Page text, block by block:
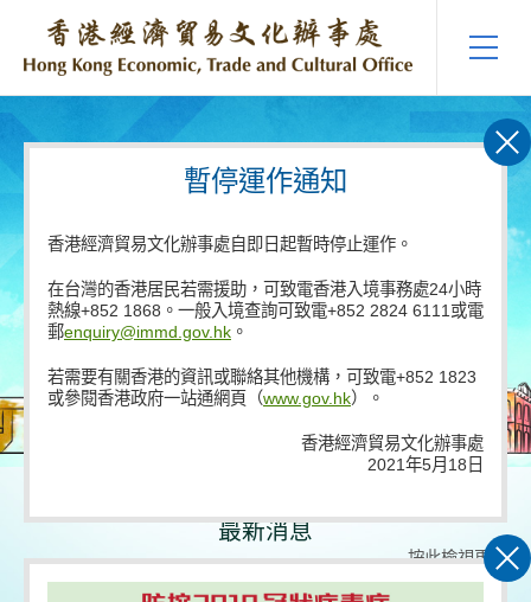
最新消息
按此檢視更多
暫停運作通知
香港經濟貿易文化辦事處自即日起暫時停止運作。
在台灣的香港居民若需援助，可致電香港入境事務處24小時
熱線+852 1868。一般入境查詢可致電+852 2824 6111或電
郵enquiry@immd.gov.hk 。
若需要有關香港的資訊或聯絡其他機構，可致電+852 1823
或參閱香港政府一站通網頁（www.gov.hk）。
香港經濟貿易文化辦事處
2021年5月18日